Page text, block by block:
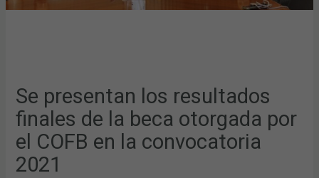
Se presentan los resultados
finales de la beca otorgada por
el COFB en la convocatoria
2021
2021